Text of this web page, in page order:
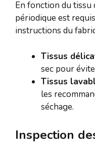
En fonction du tissu
périodique est
instructions du
Tissus
sec pour
Tissus
les
séchage.
Inspection